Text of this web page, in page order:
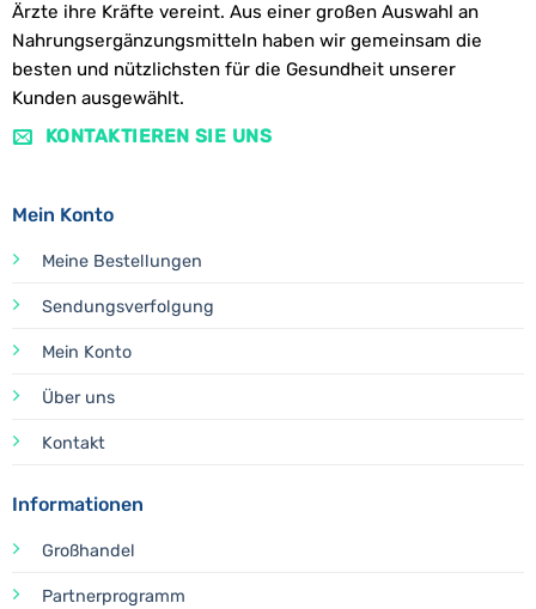
Ärzte ihre Kräfte vereint. Aus einer großen Auswahl an
Nahrungsergänzungsmitteln haben wir gemeinsam die
besten und nützlichsten für die Gesundheit unserer
Kunden ausgewählt.
KONTAKTIEREN SIE UNS
Mein Konto
Meine Bestellungen
Sendungsverfolgung
Mein Konto
Über uns
Kontakt
Informationen
Großhandel
Partnerprogramm